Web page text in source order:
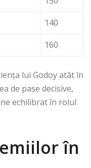
140
160
lui Godoy atât în
de pase decisive,
echilibrat în rolul
în